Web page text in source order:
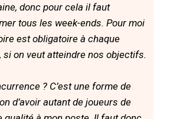
donc pour cela il faut
tous les week-ends. Pour moi
est obligatoire à chaque
si on veut atteindre nos objectifs.
? C’est une forme de
d’avoir autant de joueurs de